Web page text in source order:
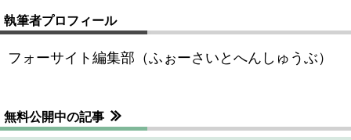
執筆者プロフィール
フォーサイト編集部（ふぉーさいとへんしゅうぶ）
無料公開中の記事